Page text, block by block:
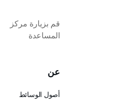
قم بزيارة مركز
المساعدة
عن
أصول الوسائط